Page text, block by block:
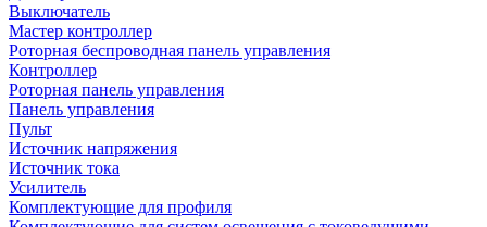
Выключатель
Мастер контроллер
Роторная беспроводная панель управления
Контроллер
Роторная панель управления
Панель управления
Пульт
Источник напряжения
Источник тока
Усилитель
Комплектующие для профиля